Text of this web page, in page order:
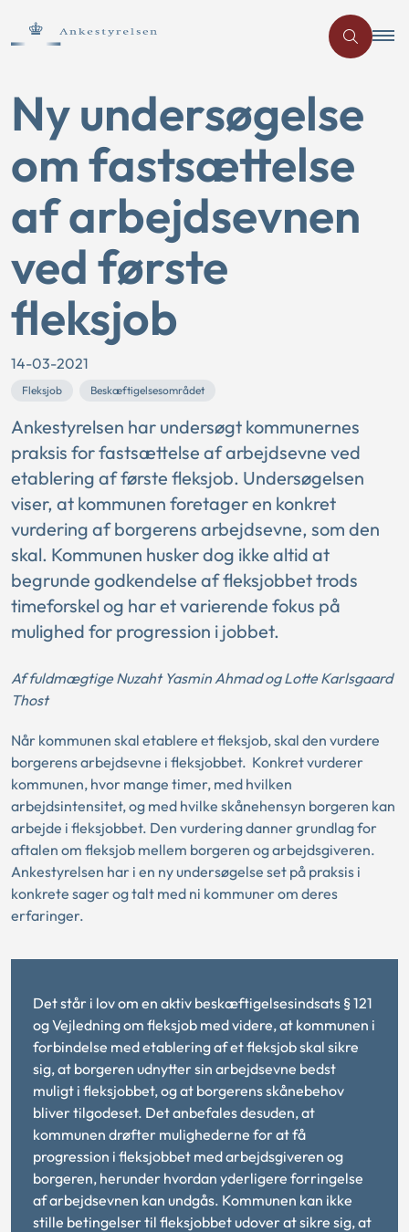
Ny undersøgelse
om fastsættelse
af arbejdsevnen
ved første
fleksjob
14-03-2021
Fleksjob Beskæftigelsesområdet
Ankestyrelsen har undersøgt kommunernes
praksis for fastsættelse af arbejdsevne ved
etablering af første fleksjob. Undersøgelsen
viser, at kommunen foretager en konkret
vurdering af borgerens arbejdsevne, som den
skal. Kommunen husker dog ikke altid at
begrunde godkendelse af fleksjobbet trods
timeforskel og har et varierende fokus på
mulighed for progression i jobbet.
Af fuldmægtige Nuzaht Yasmin Ahmad og Lotte Karlsgaard
Thost
Når kommunen skal etablere et fleksjob, skal den vurdere
borgerens arbejdsevne i fleksjobbet. Konkret vurderer
kommunen, hvor mange timer, med hvilken
arbejdsintensitet, og med hvilke skånehensyn borgeren kan
arbejde i fleksjobbet. Den vurdering danner grundlag for
aftalen om fleksjob mellem borgeren og arbejdsgiveren.
Ankestyrelsen har i en ny undersøgelse set på praksis i
konkrete sager og talt med ni kommuner om deres
erfaringer.
Det står i lov om en aktiv beskæftigelsesindsats § 121
og Vejledning om fleksjob med videre, at kommunen i
forbindelse med etablering af et fleksjob skal sikre
sig, at borgeren udnytter sin arbejdsevne bedst
muligt i fleksjobbet, og at borgerens skånebehov
bliver tilgodeset. Det anbefales desuden, at
kommunen drøfter mulighederne for at få
progression i fleksjobbet med arbejdsgiveren og
borgeren, herunder hvordan yderligere forringelse
af arbejdsevnen kan undgås. Kommunen kan ikke
stille betingelser til fleksjobbet udover at sikre sig, at